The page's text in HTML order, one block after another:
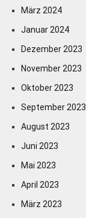
März 2024
Januar 2024
Dezember 2023
November 2023
Oktober 2023
September 2023
August 2023
Juni 2023
Mai 2023
April 2023
März 2023